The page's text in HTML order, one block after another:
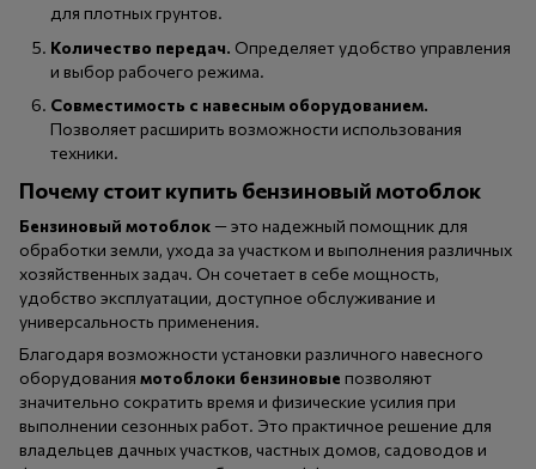
для плотных грунтов.
Количество передач. Определяет удобство управления
и выбор рабочего режима.
Совместимость с навесным оборудованием.
Позволяет расширить возможности использования
техники.
Почему стоит купить бензиновый мотоблок
Бензиновый мотоблок — это надежный помощник для
обработки земли, ухода за участком и выполнения различных
хозяйственных задач. Он сочетает в себе мощность,
удобство эксплуатации, доступное обслуживание и
универсальность применения.
Благодаря возможности установки различного навесного
оборудования мотоблоки бензиновые позволяют
значительно сократить время и физические усилия при
выполнении сезонных работ. Это практичное решение для
владельцев дачных участков, частных домов, садоводов и